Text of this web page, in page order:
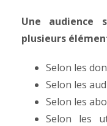
Une audience
plusieurs
Selon les
Selon les
Selon les
Selon les